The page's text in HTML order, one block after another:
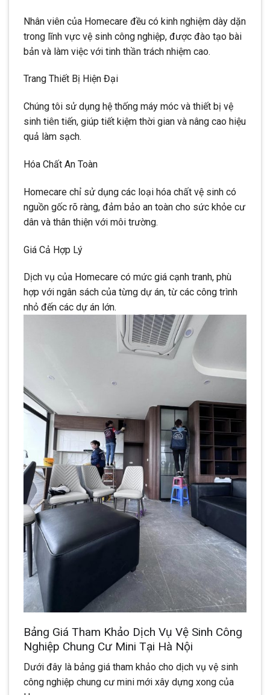
Nhân viên của Homecare đều có kinh nghiệm dày dặn
trong lĩnh vực vệ sinh công nghiệp, được đào tạo bài
bản và làm việc với tinh thần trách nhiệm cao.
Trang Thiết Bị Hiện Đại
Chúng tôi sử dụng hệ thống máy móc và thiết bị vệ
sinh tiên tiến, giúp tiết kiệm thời gian và nâng cao hiệu
quả làm sạch.
Hóa Chất An Toàn
Homecare chỉ sử dụng các loại hóa chất vệ sinh có
nguồn gốc rõ ràng, đảm bảo an toàn cho sức khỏe cư
dân và thân thiện với môi trường.
Giá Cả Hợp Lý
Dịch vụ của Homecare có mức giá cạnh tranh, phù
hợp với ngân sách của từng dự án, từ các công trình
nhỏ đến các dự án lớn.
Bảng Giá Tham Khảo Dịch Vụ Vệ Sinh Công
Nghiệp Chung Cư Mini Tại Hà Nội
Dưới đây là bảng giá tham khảo cho dịch vụ vệ sinh
công nghiệp chung cư mini mới xây dựng xong của